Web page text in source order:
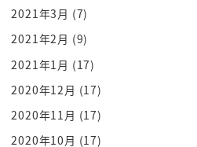
大統領戦 勝ったものの僅差
よ 大統領自体も 僅差で勝
与党の議席に関しては 野党
たっていうんですよ これが
日本が少し納得いかないとこ
議員内閣制においては 基本
与党のところから出ますよ
2021年3月 (7)
2021年2月 (9)
2021年1月 (17)
2020年12月 (17)
2020年11月 (17)
2020年10月 (17)